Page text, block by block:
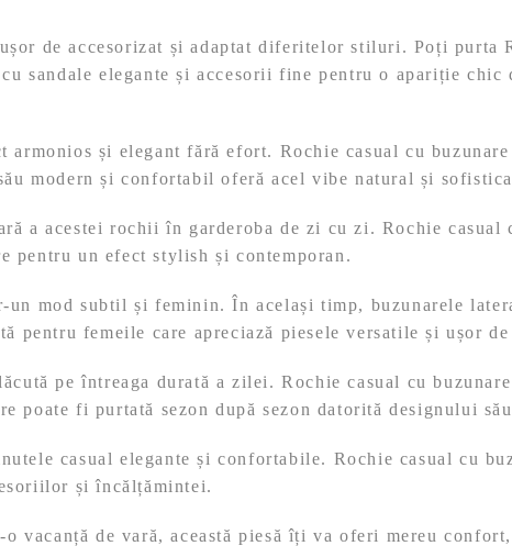
de accesorizat și adaptat diferitelor stiluri. Poți purta
sandale elegante și accesorii fine pentru o apariție
și elegant fără efort. Rochie casual cu
modern și confortabil oferă acel vibe natural și
a acestei rochii în garderoba de zi cu zi. Rochie casual
pentru un efect stylish și contemporan.
mod subtil și feminin. În același timp, buzunarele
pentru femeile care apreciază piesele versatile și ușor
pe întreaga durată a zilei. Rochie casual cu
poate fi purtată sezon după sezon datorită designului
casual elegante și confortabile. Rochie casual cu
și încălțămintei.
de vară, această piesă îți va oferi mereu